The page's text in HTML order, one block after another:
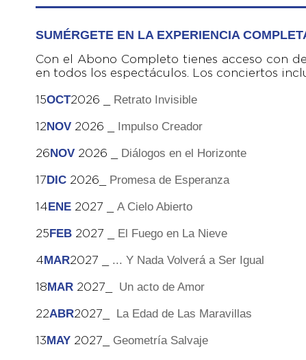
SUMÉRGETE EN LA EXPERIENCIA
Con el Abono Completo tienes acceso con
en todos los espectáculos. Los conciertos
15OCT2026 _ Retrato Invisible
12NOV 2026 _ Impulso Creador
26NOV 2026 _ Diálogos en el Horizonte
17DIC 2026_ Promesa de Esperanza
14ENE 2027 _ A Cielo Abierto
25FEB 2027 _ El Fuego en La Nieve
4MAR2027 _ ... Y Nada Volverá a Ser Igual
18MAR 2027_ Un acto de Amor
22ABR2027_ La Edad de Las Maravillas
13MAY 2027_ Geometría Salvaje